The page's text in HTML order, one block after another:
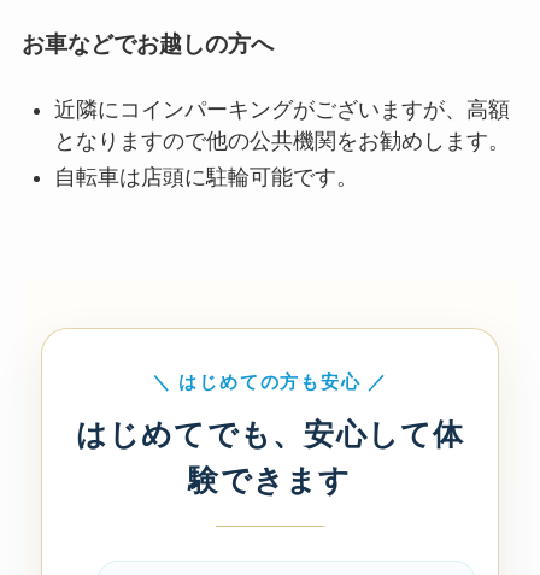
お車などでお越しの方へ
近隣にコインパーキングがございますが、高額
となりますので他の公共機関をお勧めします。
自転車は店頭に駐輪可能です。
＼ はじめての方も安心 ／
はじめてでも、安心して体
験できます